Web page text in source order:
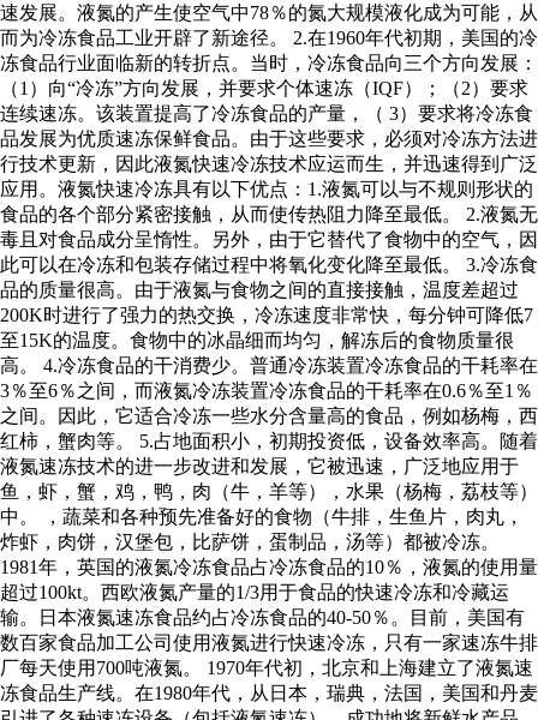
速发展。液氮的产生使空气中78％的氮大规模液化成为可能，从
而为冷冻食品工业开辟了新途径。 2.在1960年代初期，美国的冷
冻食品行业面临新的转折点。当时，冷冻食品向三个方向发展：
（1）向“冷冻”方向发展，并要求个体速冻（IQF）；（2）要求
连续速冻。该装置提高了冷冻食品的产量，（ 3）要求将冷冻食
品发展为优质速冻保鲜食品。由于这些要求，必须对冷冻方法进
行技术更新，因此液氮快速冷冻技术应运而生，并迅速得到广泛
应用。液氮快速冷冻具有以下优点：1.液氮可以与不规则形状的
食品的各个部分紧密接触，从而使传热阻力降至最低。 2.液氮无
毒且对食品成分呈惰性。另外，由于它替代了食物中的空气，因
此可以在冷冻和包装存储过程中将氧化变化降至最低。 3.冷冻食
品的质量很高。由于液氮与食物之间的直接接触，温度差超过
200K时进行了强力的热交换，冷冻速度非常快，每分钟可降低7
至15K的温度。食物中的冰晶细而均匀，解冻后的食物质量很
高。 4.冷冻食品的干消费少。普通冷冻装置冷冻食品的干耗率在
3％至6％之间，而液氮冷冻装置冷冻食品的干耗率在0.6％至1％
之间。因此，它适合冷冻一些水分含量高的食品，例如杨梅，西
红柿，蟹肉等。 5.占地面积小，初期投资低，设备效率高。随着
液氮速冻技术的进一步改进和发展，它被迅速，广泛地应用于
鱼，虾，蟹，鸡，鸭，肉（牛，羊等），水果（杨梅，荔枝等）
中。 ，蔬菜和各种预先准备好的食物（牛排，生鱼片，肉丸，
炸虾，肉饼，汉堡包，比萨饼，蛋制品，汤等）都被冷冻。
1981年，英国的液氮冷冻食品占冷冻食品的10％，液氮的使用量
超过100kt。西欧液氮产量的1/3用于食品的快速冷冻和冷藏运
输。日本液氮速冻食品约占冷冻食品的40-50％。目前，美国有
数百家食品加工公司使用液氮进行快速冷冻，只有一家速冻牛排
厂每天使用700吨液氮。 1970年代初，北京和上海建立了液氮速
冻食品生产线。在1980年代，从日本，瑞典，法国，美国和丹麦